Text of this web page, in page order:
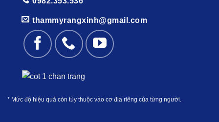
0982.353.536
thammyrangxinh@gmail.com